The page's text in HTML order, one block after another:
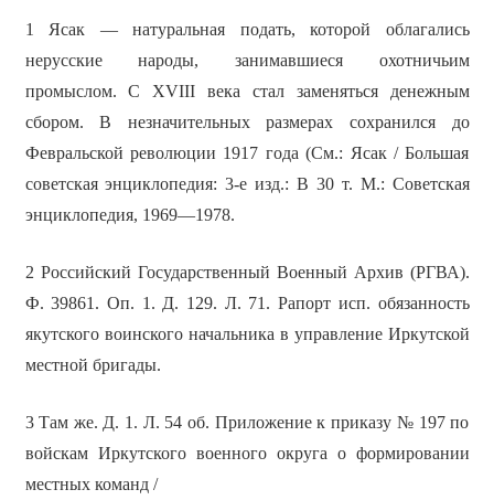
1 Ясак — натуральная подать, которой облагались
нерусские народы, занимавшиеся охотничьим
промыслом. С XVIII века стал заменяться денежным
сбором. В незначительных размерах сохранился до
Февральской революции 1917 года (См.: Ясак / Большая
советская энциклопедия: 3-е изд.: В 30 т. М.: Советская
энциклопедия, 1969—1978.
2 Российский Государственный Военный Архив (РГВА).
Ф. 39861. Оп. 1. Д. 129. Л. 71. Рапорт исп. обязанность
якутского воинского начальника в управление Иркутской
местной бригады.
3 Там же. Д. 1. Л. 54 об. Приложение к приказу № 197 по
войскам Иркутского военного округа о формировании
местных команд /